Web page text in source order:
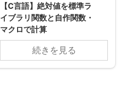
【C言語】絶対値を標準ラ
イブラリ関数と自作関数・
マクロで計算
続きを見る